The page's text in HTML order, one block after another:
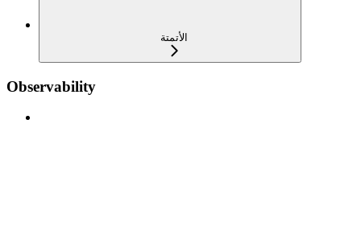
الأتمتة
Observability